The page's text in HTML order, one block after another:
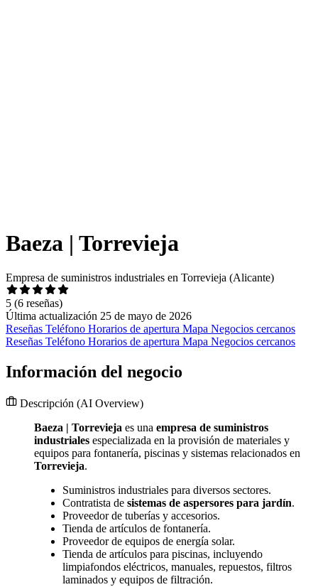
Baeza | Torrevieja
Empresa de suministros industriales en Torrevieja (Alicante)
5 (6 reseñas)
Última actualización 25 de mayo de 2026
Reseñas Teléfono Horarios de apertura Mapa Negocios cercanos
Reseñas Teléfono Horarios de apertura Mapa Negocios cercanos
Información del negocio
Descripción (AI Overview)
Baeza | Torrevieja es una empresa de suministros
industriales especializada en la provisión de materiales y
equipos para fontanería, piscinas y sistemas relacionados en
Torrevieja.
Suministros industriales para diversos sectores.
Contratista de sistemas de aspersores para jardín.
Proveedor de tuberías y accesorios.
Tienda de artículos de fontanería.
Proveedor de equipos de energía solar.
Tienda de artículos para piscinas, incluyendo
limpiafondos eléctricos, manuales, repuestos, filtros
laminados y equipos de filtración.